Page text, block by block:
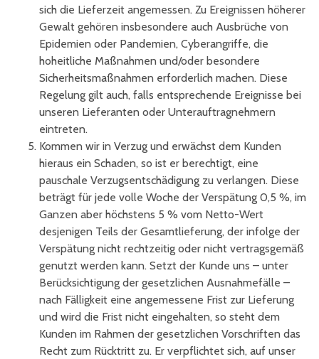
sich die Lieferzeit angemessen. Zu Ereignissen höherer
Gewalt gehören insbesondere auch Ausbrüche von
Epidemien oder Pandemien, Cyberangriffe, die
hoheitliche Maßnahmen und/oder besondere
Sicherheitsmaßnahmen erforderlich machen. Diese
Regelung gilt auch, falls entsprechende Ereignisse bei
unseren Lieferanten oder Unterauftragnehmern
eintreten.
Kommen wir in Verzug und erwächst dem Kunden
hieraus ein Schaden, so ist er berechtigt, eine
pauschale Verzugsentschädigung zu verlangen. Diese
beträgt für jede volle Woche der Verspätung 0,5 %, im
Ganzen aber höchstens 5 % vom Netto-Wert
desjenigen Teils der Gesamtlieferung, der infolge der
Verspätung nicht rechtzeitig oder nicht vertragsgemäß
genutzt werden kann. Setzt der Kunde uns – unter
Berücksichtigung der gesetzlichen Ausnahmefälle –
nach Fälligkeit eine angemessene Frist zur Lieferung
und wird die Frist nicht eingehalten, so steht dem
Kunden im Rahmen der gesetzlichen Vorschriften das
Recht zum Rücktritt zu. Er verpflichtet sich, auf unser